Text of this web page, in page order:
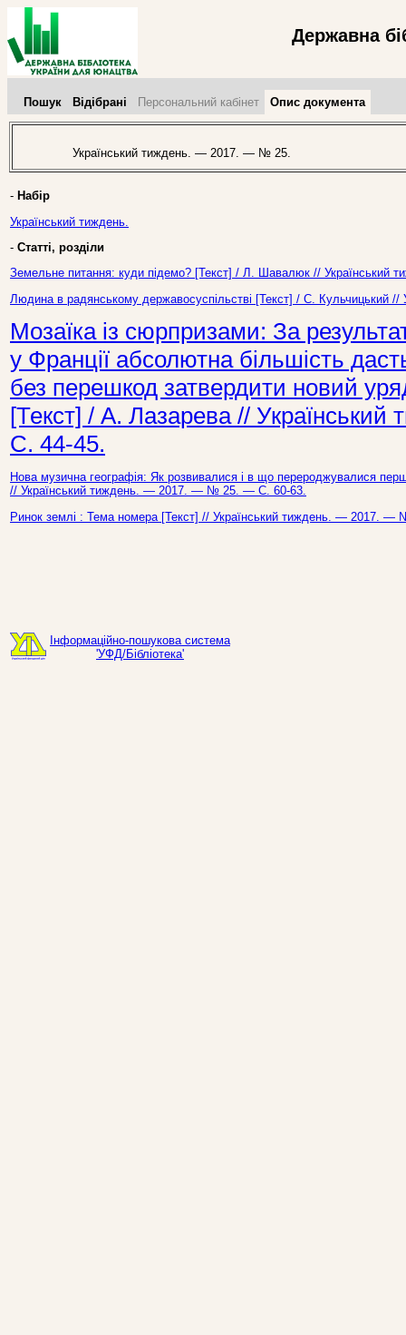
Державна
Пошук Відібрані Персональний кабінет Опис документа
Український тиждень. — 2017. — № 25.
- Набір
Український тиждень.
- Статті, розділи
Земельне питання: куди підемо? [Текст] / Л. Шавалюк //
Людина в радянському державосуспільстві [Текст] / С.
Мозаїка із сюрпризами: За
у Франції абсолютна більшість
без перешкод затвердити новий
[Текст] / А. Лазарева //
С. 44-45.
Нова музична географія: Як розвивалися і в що перероджувалися
// Український тиждень. — 2017. — № 25. — С. 60-63.
Ринок землі : Тема номера [Текст] // Український тиждень. — 2017.
Інформаційно-пошукова система
'УФД/Бібліотека'